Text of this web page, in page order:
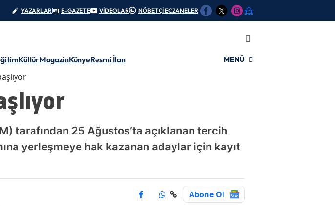
YAZARLAR E-GAZETE VİDEOLAR NÖBETÇİ ECZANELER 12
KültürMagazinKünyeResmi İlan MENÜ
tarafından 25 Ağustos’ta açıklanan tercih
yerleşmeye hak kazanan adaylar için kayıt
Abone Ol